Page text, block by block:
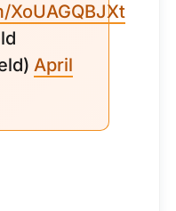
April